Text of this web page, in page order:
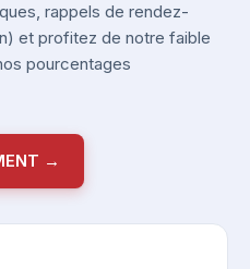
rappels de rendez-
et profitez de notre faible
pourcentages
→